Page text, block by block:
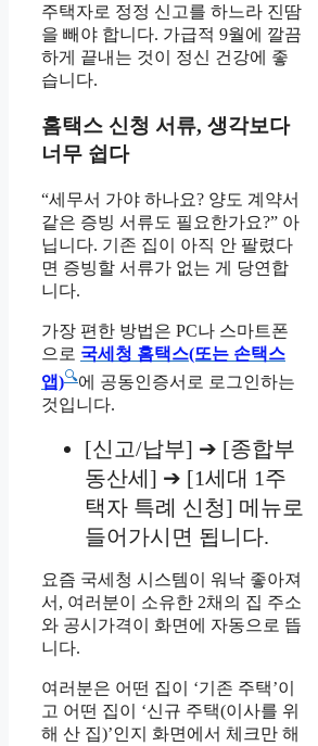
주택자로 정정 신고를 하느라 진땀
을 빼야 합니다. 가급적 9월에 깔끔
하게 끝내는 것이 정신 건강에 좋
습니다.
홈택스 신청 서류, 생각보다
너무 쉽다
“세무서 가야 하나요? 양도 계약서
같은 증빙 서류도 필요한가요?” 아
닙니다. 기존 집이 아직 안 팔렸다
면 증빙할 서류가 없는 게 당연합
니다.
가장 편한 방법은 PC나 스마트폰
으로 국세청 홈택스(또는 손택스
앱)🔍에 공동인증서로 로그인하는
것입니다.
[신고/납부] ➔ [종합부
동산세] ➔ [1세대 1주
택자 특례 신청] 메뉴로
들어가시면 됩니다.
요즘 국세청 시스템이 워낙 좋아져
서, 여러분이 소유한 2채의 집 주소
와 공시가격이 화면에 자동으로 뜹
니다.
여러분은 어떤 집이 ‘기존 주택’이
고 어떤 집이 ‘신규 주택(이사를 위
해 산 집)’인지 화면에서 체크만 해